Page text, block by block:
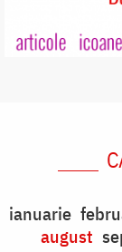
ianuarie
august